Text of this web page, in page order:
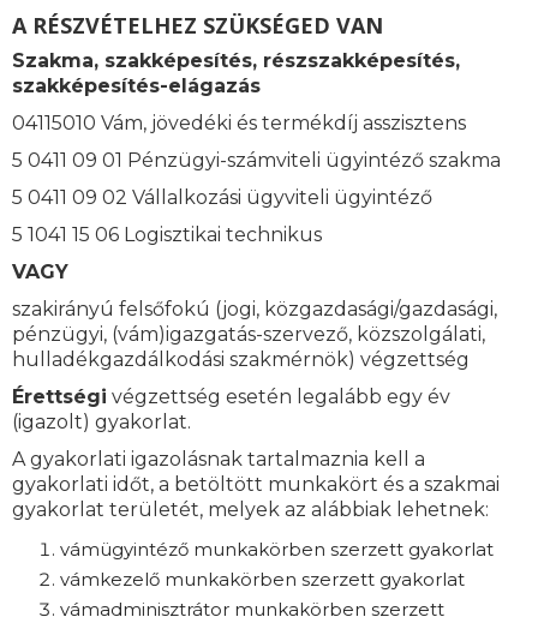
A RÉSZVÉTELHEZ SZÜKSÉGED VAN
Szakma, szakképesítés, részszakképesítés,
szakképesítés-elágazás
04115010 Vám, jövedéki és termékdíj asszisztens
5 0411 09 01 Pénzügyi-számviteli ügyintéző szakma
5 0411 09 02 Vállalkozási ügyviteli ügyintéző
5 1041 15 06 Logisztikai technikus
VAGY
szakirányú felsőfokú (jogi, közgazdasági/gazdasági,
pénzügyi, (vám)igazgatás-szervező, közszolgálati,
hulladékgazdálkodási szakmérnök) végzettség
Érettségi végzettség esetén legalább egy év
(igazolt) gyakorlat.
A gyakorlati igazolásnak tartalmaznia kell a
gyakorlati időt, a betöltött munkakört és a szakmai
gyakorlat területét, melyek az alábbiak lehetnek:
vámügyintéző munkakörben szerzett gyakorlat
vámkezelő munkakörben szerzett gyakorlat
vámadminisztrátor munkakörben szerzett